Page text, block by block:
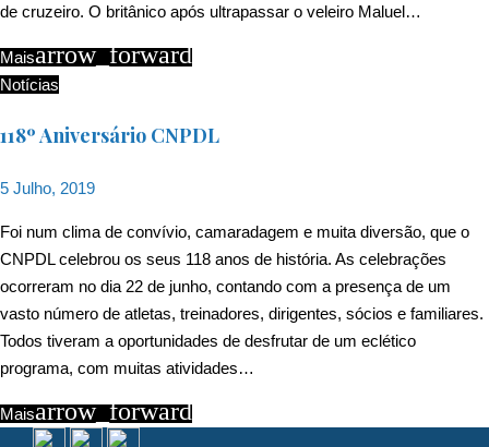
de cruzeiro. O britânico após ultrapassar o veleiro Maluel…
Maisarrow_forward
Notícias
118º Aniversário CNPDL
5 Julho, 2019
Foi num clima de convívio, camaradagem e muita diversão, que o
CNPDL celebrou os seus 118 anos de história. As celebrações
ocorreram no dia 22 de junho, contando com a presença de um
vasto número de atletas, treinadores, dirigentes, sócios e familiares.
Todos tiveram a oportunidades de desfrutar de um eclético
programa, com muitas atividades…
Maisarrow_forward